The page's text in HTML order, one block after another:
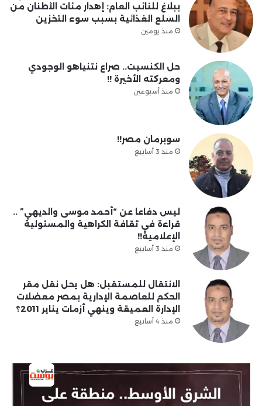
ببلاغ للنائب العام: إهدار مئات الأطنان من
السلع الغذائية بسبب سوء التخزين
منذ يومين
حل الكنسيت.. صراع نتنياهو الوجودي
ومعركته الأخيرة !!
منذ أسبوعين
سوبرمان مصر!!
منذ 3 أسابيع
ليس دفاعا عن “أحمد موسى والديهي” ..
قراءة في ثقافة الكراهية والمسئولية
الإعلامية!!
منذ 3 أسابيع
الانتقال للمستقبل: هل يحل نقل مقر
الحكم للعاصمة الإدارية بمصر معضلات
الإدارة العميقة وينهي أزمات يناير 2011؟
منذ 4 أسابيع